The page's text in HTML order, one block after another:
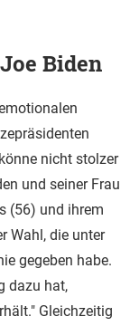
Biden
nicht stolzer
und seiner Frau
(56) und ihrem
Wahl, die unter
gegeben habe.
dazu hat,
Gleichzeitig